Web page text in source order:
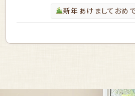
新年あけましておめ